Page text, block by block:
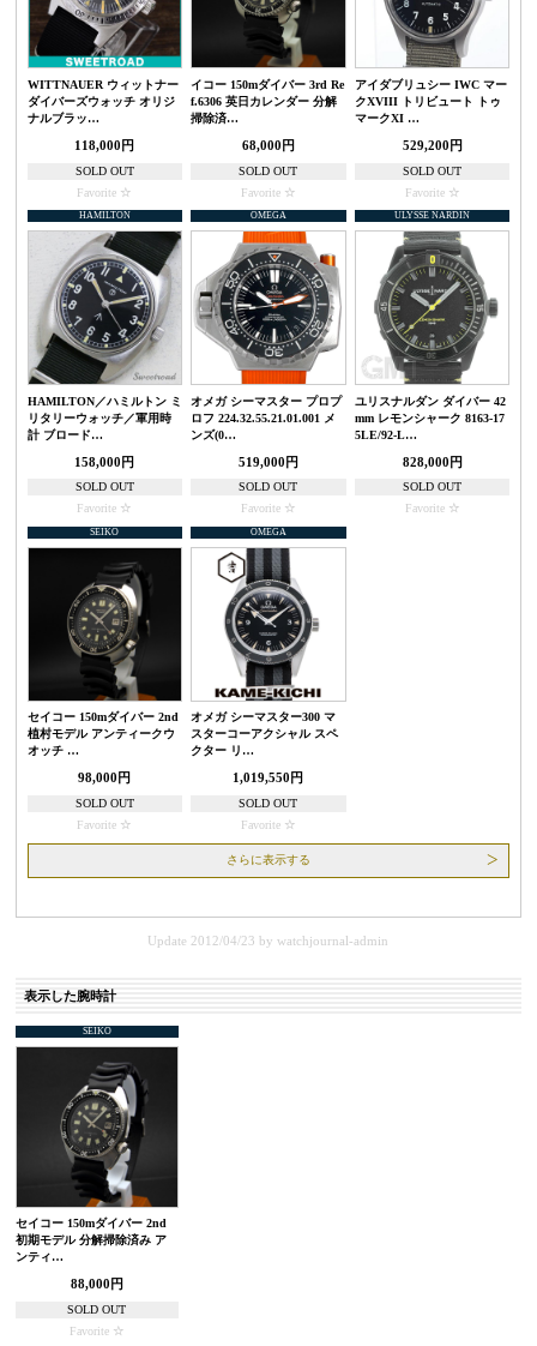
WITTNAUER ウィットナー
ダイバーズウォッチ オリジ
ナルブラッ…
118,000円
SOLD OUT
Favorite
イコー 150mダイバー 3rd Re
f.6306 英日カレンダー 分解
掃除済…
68,000円
SOLD OUT
Favorite
アイダブリュシー IWC マー
クXVIII トリビュート トゥ
マークXI …
529,200円
SOLD OUT
Favorite
HAMILTON
HAMILTON／ハミルトン ミ
リタリーウォッチ／軍用時
計 ブロード…
158,000円
SOLD OUT
Favorite
OMEGA
オメガ シーマスター プロプ
ロフ 224.32.55.21.01.001 メ
ンズ(0…
519,000円
SOLD OUT
Favorite
ULYSSE NARDIN
ユリスナルダン ダイバー 42
mm レモンシャーク 8163-17
5LE/92-L…
828,000円
SOLD OUT
Favorite
SEIKO
セイコー 150mダイバー 2nd
植村モデル アンティークウ
オッチ …
98,000円
SOLD OUT
Favorite
OMEGA
オメガ シーマスター300 マ
スターコーアクシャル スペ
クター リ…
1,019,550円
SOLD OUT
Favorite
さらに表示する
Update 2012/04/23 bywatchjournal-admin
表示した腕時計
SEIKO
セイコー 150mダイバー 2nd
初期モデル 分解掃除済み ア
ンティ…
88,000円
SOLD OUT
Favorite